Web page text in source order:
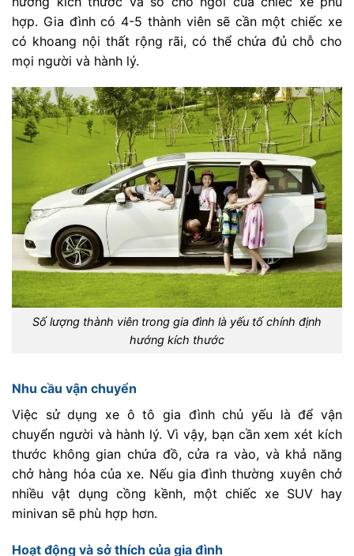
hợp. Gia đình có 4-5 thành viên sẽ cần một chiếc xe
có khoang nội thất rộng rãi, có thể chứa đủ chỗ cho
mọi người và hành lý.
Số lượng thành viên trong gia đình là yếu tố chính định
hướng kích thước
Nhu cầu vận chuyển
Việc sử dụng xe ô tô gia đình chủ yếu là để vận
chuyển người và hành lý. Vì vậy, bạn cần xem xét kích
thước không gian chứa đồ, cửa ra vào, và khả năng
chở hàng hóa của xe. Nếu gia đình thường xuyên chở
nhiều vật dụng cồng kềnh, một chiếc xe SUV hay
minivan sẽ phù hợp hơn.
Hoạt động và sở thích của gia đình